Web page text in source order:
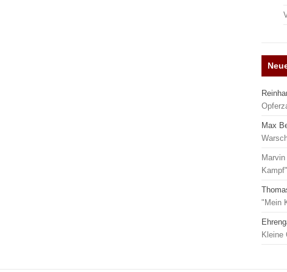
Max
Marvin
"Mein
Kleine